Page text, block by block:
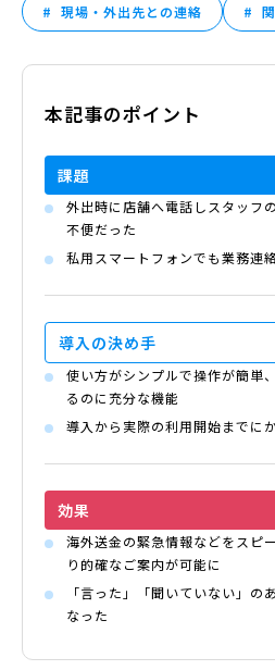
現場・外出先との連絡
本記事のポイント
課題
外出時に店舗へ電話しスタッフ
不便だった
私用スマートフォンでも業務連
導入の決め手
使い方がシンプルで操作が簡単
るのに充分な機能
導入から実際の利用開始までに
効果
海外送金の緊急情報などをスピ
り的確なご案内が可能に
「言った」「聞いていない」の
なった